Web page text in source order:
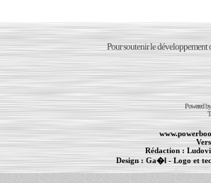
Pour soutenir le développement
Powered
Rédaction :
Design :Ga�l - Logo et
PowerBook-MacBook Pro